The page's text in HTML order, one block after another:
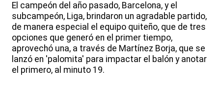
El campeón del año pasado, Barcelona, y el
subcampeón, Liga, brindaron un agradable partido,
de manera especial el equipo quiteño, que de tres
opciones que generó en el primer tiempo,
aprovechó una, a través de Martínez Borja, que se
lanzó en 'palomita' para impactar el balón y anotar
el primero, al minuto 19.